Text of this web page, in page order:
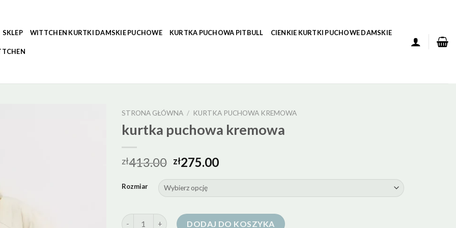
SKLEP WITTCHEN KURTKI DAMSKIE PUCHOWE KURTKA PUCHOWA PITBULL CIENKIE KURTKI PUCHOWE DAMSKIE
STRONA GŁÓWNA / KURTKA PUCHOWA KREMOWA
kurtka puchowa kremowa
zł413.00 zł275.00
Rozmiar
ilość kurtka puchowa kremowaDODAJ DO KOSZYKA